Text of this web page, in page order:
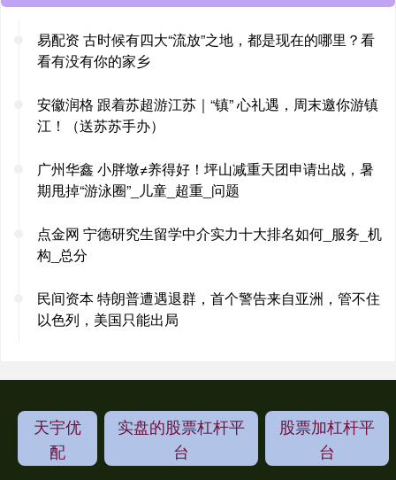
易配资 古时候有四大“流放”之地，都是现在的哪里？看
看有没有你的家乡
安徽润格 跟着苏超游江苏｜“镇” 心礼遇，周末邀你游镇
江！（送苏苏手办）
广州华鑫 小胖墩≠养得好！坪山减重天团申请出战，暑
期甩掉“游泳圈”_儿童_超重_问题
点金网 宁德研究生留学中介实力十大排名如何_服务_机
构_总分
民间资本 特朗普遭遇退群，首个警告来自亚洲，管不住
以色列，美国只能出局
天宇优
配
实盘的股票杠杆平
台
股票加杠杆平
台